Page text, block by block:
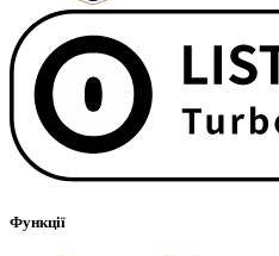
Функції